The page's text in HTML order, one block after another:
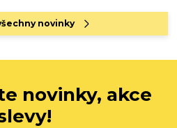
novinky
novinky, akce